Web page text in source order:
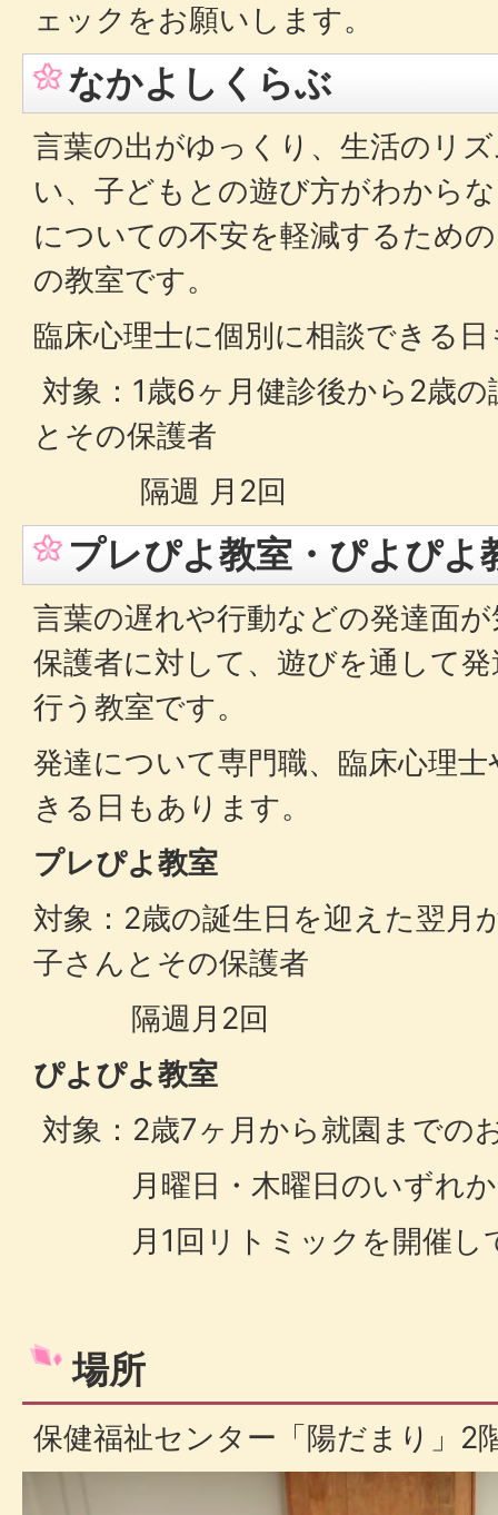
ェックをお願いします。
なかよしくらぶ
言葉の出がゆっくり、生活のリ
い、子どもとの遊び方がわから
についての不安を軽減するため
の教室です。
臨床心理士に個別に相談できる
対象：1歳6ヶ月健診後から2歳
とその保護者
隔週 月2回
プレぴよ教室・ぴよぴよ
言葉の遅れや行動などの発達面
保護者に対して、遊びを通して
行う教室です。
発達について専門職、臨床心理
きる日もあります。
プレぴよ教室
対象：2歳の誕生日を迎えた翌月
子さんとその保護者
隔週月2回
ぴよぴよ教室
対象：2歳7ヶ月から就園までの
月曜日・木曜日のいずれか
月1回リトミックを開催し
場所
保健福祉センター「陽だまり」